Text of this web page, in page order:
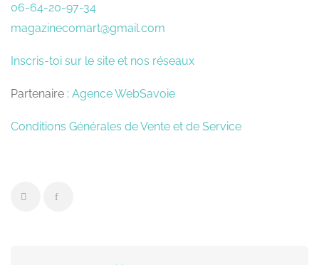
06-64-20-97-34
magazinecomart@gmail.com
Inscris-toi sur le site et nos réseaux
Partenaire : Agence WebSavoie
Conditions Générales de Vente et de Service